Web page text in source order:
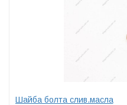
Шайба болта слив.масла